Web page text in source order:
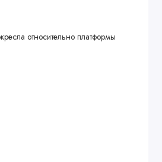
относительно платформы